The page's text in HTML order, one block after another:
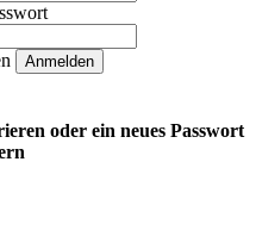
oder ein neues Passwort